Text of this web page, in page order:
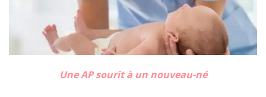
Une AP sourit à un nouveau-né